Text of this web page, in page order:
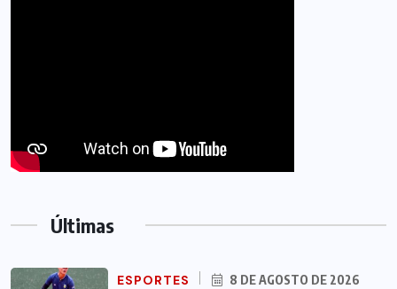
Últimas
ESPORTES 8 DE AGOSTO DE 2026